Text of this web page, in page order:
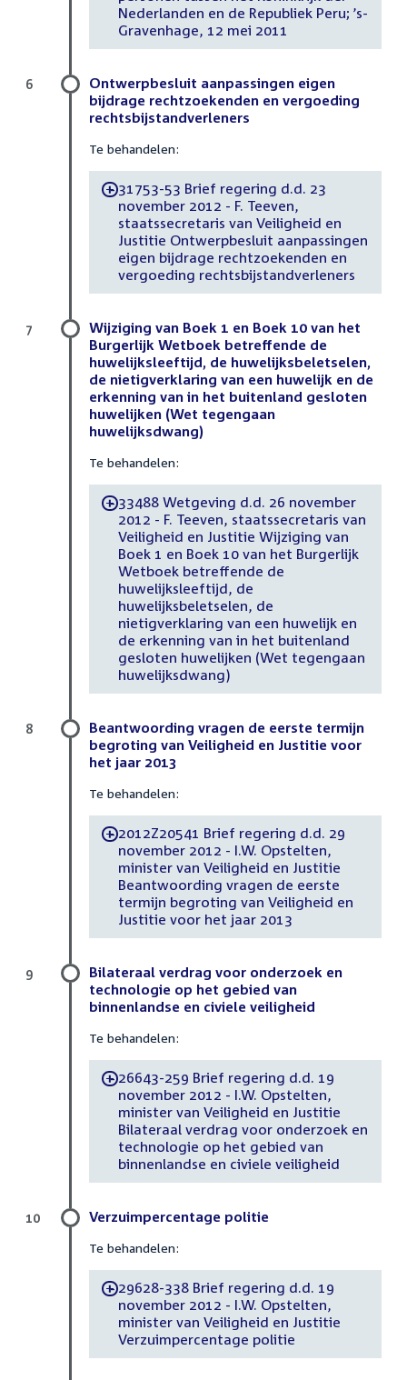
Nederlanden en de Republiek Peru; ’s-
Gravenhage, 12 mei 2011
Ontwerpbesluit aanpassingen eigen
bijdrage rechtzoekenden en vergoeding
rechtsbijstandverleners
Te behandelen:
-31753-53 Brief regering d.d. 23
november 2012 - F. Teeven,
staatssecretaris van Veiligheid en
Justitie Ontwerpbesluit aanpassingen
eigen bijdrage rechtzoekenden en
vergoeding rechtsbijstandverleners
6
Wijziging van Boek 1 en Boek 10 van het
Burgerlijk Wetboek betreffende de
huwelijksleeftijd, de huwelijksbeletselen,
de nietigverklaring van een huwelijk en de
erkenning van in het buitenland gesloten
huwelijken (Wet tegengaan
huwelijksdwang)
Te behandelen:
-33488 Wetgeving d.d. 26 november
2012 - F. Teeven, staatssecretaris van
Veiligheid en Justitie Wijziging van
Boek 1 en Boek 10 van het Burgerlijk
Wetboek betreffende de
huwelijksleeftijd, de
huwelijksbeletselen, de
nietigverklaring van een huwelijk en
de erkenning van in het buitenland
gesloten huwelijken (Wet tegengaan
huwelijksdwang)
7
Beantwoording vragen de eerste termijn
begroting van Veiligheid en Justitie voor
het jaar 2013
Te behandelen:
-2012Z20541 Brief regering d.d. 29
november 2012 - I.W. Opstelten,
minister van Veiligheid en Justitie
Beantwoording vragen de eerste
termijn begroting van Veiligheid en
Justitie voor het jaar 2013
8
Bilateraal verdrag voor onderzoek en
technologie op het gebied van
binnenlandse en civiele veiligheid
Te behandelen:
-26643-259 Brief regering d.d. 19
november 2012 - I.W. Opstelten,
minister van Veiligheid en Justitie
Bilateraal verdrag voor onderzoek en
technologie op het gebied van
binnenlandse en civiele veiligheid
9
Verzuimpercentage politie
Te behandelen:
-29628-338 Brief regering d.d. 19
november 2012 - I.W. Opstelten,
minister van Veiligheid en Justitie
Verzuimpercentage politie
10